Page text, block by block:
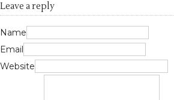
Leave a reply
Name
Email
Website